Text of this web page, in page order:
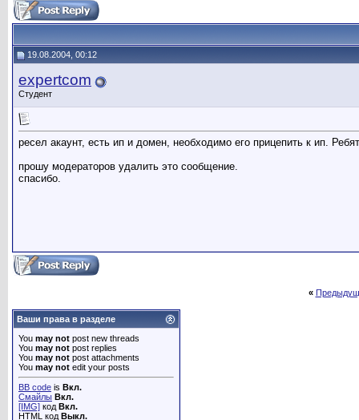
19.08.2004, 00:12
expertcom
Студент
ресел акаунт, есть ип и домен, необходимо его прицепить к ип.
прошу модераторов удалить это сообщение.
спасибо.
«
Ваши права в разделе
You may not post new threads
You may not post replies
You may not post attachments
You may not edit your posts
BB code is Вкл.
Смайлы Вкл.
[IMG] код Вкл.
HTML код Выкл.